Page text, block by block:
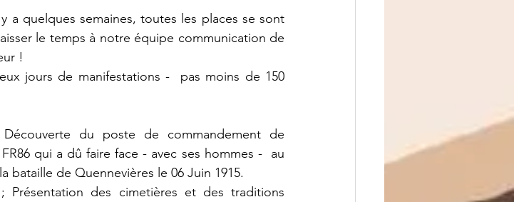
a quelques semaines, toutes les places se sont
le temps à notre équipe communication de
!
jours de manifestations -  pas moins de 150
Découverte du poste de commandement de
qui a dû faire face - avec ses hommes -  au
bataille de Quennevières le 06 Juin 1915.
des cimetières et des traditions